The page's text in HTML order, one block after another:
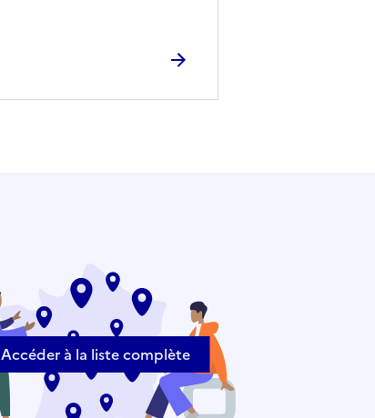
Accéder à la liste complète